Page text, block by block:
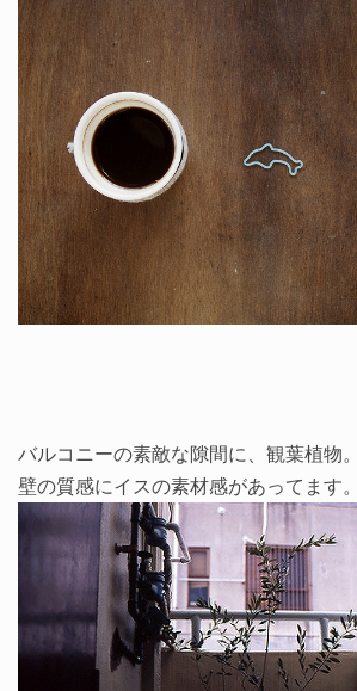
バルコニーの素敵な隙間に、観葉植物。
壁の質感にイスの素材感があってます。